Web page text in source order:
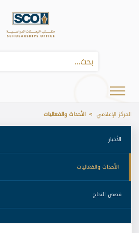
المركز الإعلامي الأحداث والفعاليات